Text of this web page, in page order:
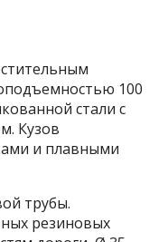
100
стали с
Кузов
и плавными
трубы.
резиновых